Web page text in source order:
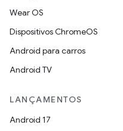
Wear OS
Dispositivos ChromeOS
Android para carros
Android TV
LANÇAMENTOS
Android 17